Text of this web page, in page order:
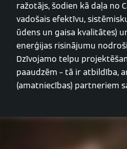
ražotājs, šodien kā daļa no
vadošais efektīvu,
ūdens un gaisa kvalitātes)
enerģijas risinājumu
Dzīvojamo telpu
paaudzēm – tā ir atbildība,
(amatniecības) partneriem